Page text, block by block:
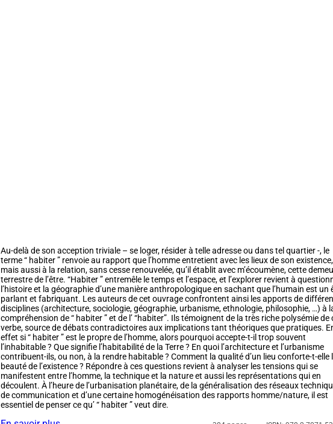
Au-delà de son acception triviale – se loger, résider à telle adresse ou dans tel quartier -, le
terme “ habiter ” renvoie au rapport que l’homme entretient avec les lieux de son existence,
mais aussi à la relation, sans cesse renouvelée, qu’il établit avec m’écoumène, cette
terrestre de l’être. “Habiter ” entremêle le temps et l’espace, et l’explorer revient à
l’histoire et la géographie d’une manière anthropologique en sachant que l’humain est un
parlant et fabriquant. Les auteurs de cet ouvrage confrontent ainsi les apports de
disciplines (architecture, sociologie, géographie, urbanisme, ethnologie, philosophie, …) à
compréhension de “ habiter ” et de l’ “habiter”. Ils témoignent de la très riche polysémie de
verbe, source de débats contradictoires aux implications tant théoriques que pratiques.
effet si “ habiter ” est le propre de l’homme, alors pourquoi accepte-t-il trop souvent
l’inhabitable ? Que signifie l’habitabilité de la Terre ? En quoi l’architecture et l’urbanisme
contribuent-ils, ou non, à la rendre habitable ? Comment la qualité d’un lieu conforte-t-elle
beauté de l’existence ? Répondre à ces questions revient à analyser les tensions qui se
manifestent entre l’homme, la technique et la nature et aussi les représentations qui en
découlent. À l’heure de l’urbanisation planétaire, de la généralisation des réseaux
de communication et d’une certaine homogénéisation des rapports homme/nature, il est
essentiel de penser ce qu’ “ habiter ” veut dire.